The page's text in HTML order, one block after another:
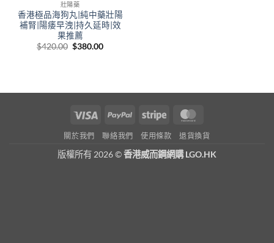
壯陽藥
香港極品海狗丸|純中藥壯陽
補腎|陽痿早洩|持久延時|效
果推薦
$420.00 Original
$380.00Current
Visa PayPal Stripe
關於我們 聯絡我們 使用條款 退貨換貨
版權所有 2026 ©香港威而鋼網購 LGO.HK